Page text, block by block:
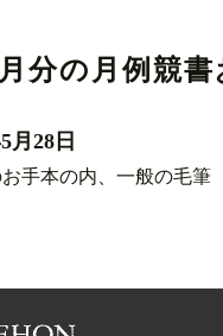
分の月例競
月28日
お手本の内、一般の毛